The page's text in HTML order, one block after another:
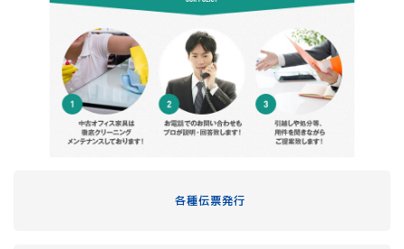
各種伝票発行